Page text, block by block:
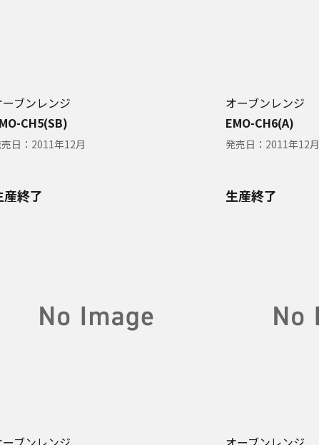
ーブンレンジ
CH5(SB)
日： 2011年12月
オーブンレンジ
EMO-CH6(A)
発売日： 2011年12月
産終了 生産終了